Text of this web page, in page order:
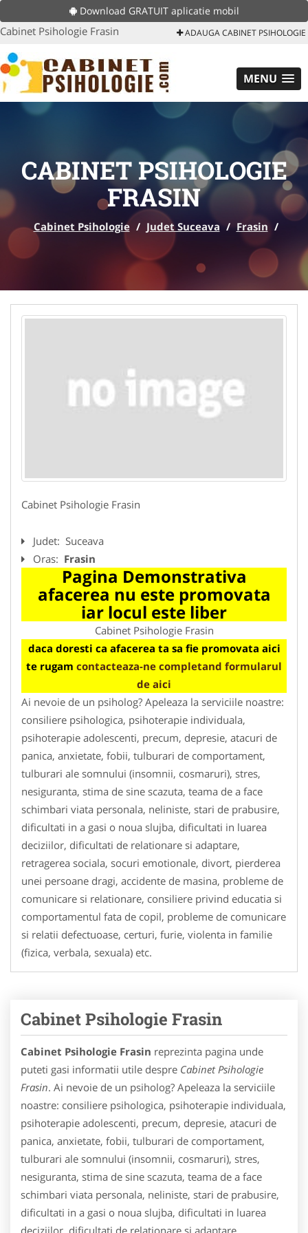
Download GRATUIT aplicatie mobil
Cabinet Psihologie Frasin ADAUGA CABINET PSIHOLOGIE
MENU
CABINET PSIHOLOGIE
FRASIN
Cabinet Psihologie / Judet Suceava / Frasin /
Cabinet Psihologie Frasin
Judet: Suceava
Oras: Frasin
Pagina Demonstrativa
afacerea nu este promovata
iar locul este liber
Cabinet Psihologie Frasin
daca doresti ca afacerea ta sa fie promovata aici
te rugam contacteaza-ne completand formularul
de aici
Ai nevoie de un psiholog? Apeleaza la serviciile noastre:
consiliere psihologica, psihoterapie individuala,
psihoterapie adolescenti, precum, depresie, atacuri de
panica, anxietate, fobii, tulburari de comportament,
tulburari ale somnului (insomnii, cosmaruri), stres,
nesiguranta, stima de sine scazuta, teama de a face
schimbari viata personala, neliniste, stari de prabusire,
dificultati in a gasi o noua slujba, dificultati in luarea
deciziilor, dificultati de relationare si adaptare,
retragerea sociala, socuri emotionale, divort, pierderea
unei persoane dragi, accidente de masina, probleme de
comunicare si relationare, consiliere privind educatia si
comportamentul fata de copil, probleme de comunicare
si relatii defectuoase, certuri, furie, violenta in familie
(fizica, verbala, sexuala) etc.
Cabinet Psihologie Frasin
Cabinet Psihologie Frasin reprezinta pagina unde
puteti gasi informatii utile despre Cabinet Psihologie
Frasin. Ai nevoie de un psiholog? Apeleaza la serviciile
noastre: consiliere psihologica, psihoterapie individuala,
psihoterapie adolescenti, precum, depresie, atacuri de
panica, anxietate, fobii, tulburari de comportament,
tulburari ale somnului (insomnii, cosmaruri), stres,
nesiguranta, stima de sine scazuta, teama de a face
schimbari viata personala, neliniste, stari de prabusire,
dificultati in a gasi o noua slujba, dificultati in luarea
deciziilor, dificultati de relationare si adaptare,